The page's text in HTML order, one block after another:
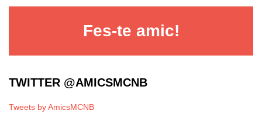
Fes-te amic!
TWITTER @AMICSMCNB
Tweets by AmicsMCNB